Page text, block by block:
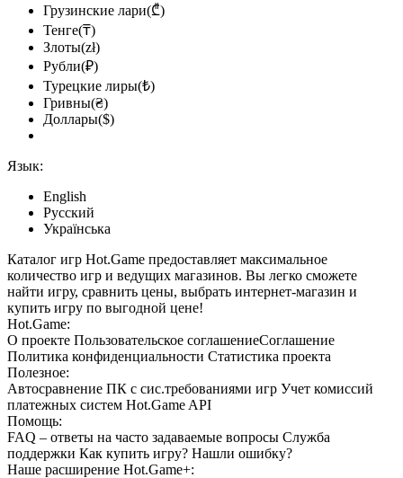
Грузинские лари(₾)
Тенге(₸)
Злоты(zł)
Рубли(₽)
Турецкие лиры(₺)
Гривны(₴)
Доллары($)
Язык:
English
Русский
Українська
Каталог игр Hot.Game предоставляет максимальное
количество игр и ведущих магазинов. Вы легко сможете
найти игру, сравнить цены, выбрать интернет-магазин и
купить игру по выгодной цене!
Hot.Game:
О проекте Пользовательское соглашениеСоглашение
Политика конфиденциальности Статистика проекта
Полезное:
Автосравнение ПК с сис.требованиями игр Учет комиссий
платежных систем Hot.Game API
Помощь:
FAQ – ответы на часто задаваемые вопросы Служба
поддержки Как купить игру? Нашли ошибку?
Наше расширение Hot.Game+: